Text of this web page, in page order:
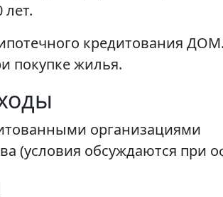
кредитования
покупке жилья.
организациями
(условия обсуждаются при